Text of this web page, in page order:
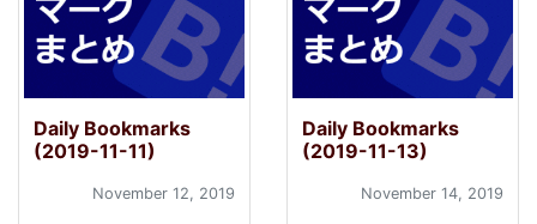
Daily Bookmarks
(2019-11-11)
November 12, 2019
Daily Bookmarks
(2019-11-13)
November 14, 2019